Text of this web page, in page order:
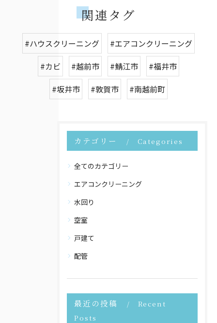
関連タグ
#ハウスクリーニング
#エアコンクリーニング
#カビ
#越前市 #鯖江市
#福井市
#坂井市
#敦賀市 #南越前町
カテゴリー Categories
全てのカテゴリー
エアコンクリーニング
水回り
空室
戸建て
配管
最近の投稿
Recent
Posts